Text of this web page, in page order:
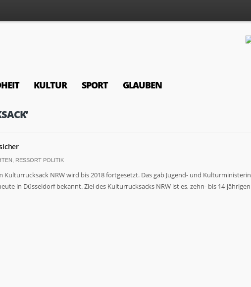
KULTUR SPORT GLAUBEN
RESSORT POLITIK
Kulturrucksack NRW wird bis 2018 fortgesetzt. Das gab Jugend- und Kulturministerin
in Düsseldorf bekannt. Ziel des Kulturrucksacks NRW ist es, zehn- bis 14-jährigen